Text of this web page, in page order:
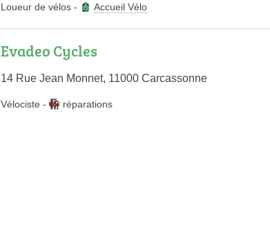
Loueur de vélos - Accueil Vélo
Evadeo Cycles
14 Rue Jean Monnet, 11000 Carcassonne
Vélociste - réparations